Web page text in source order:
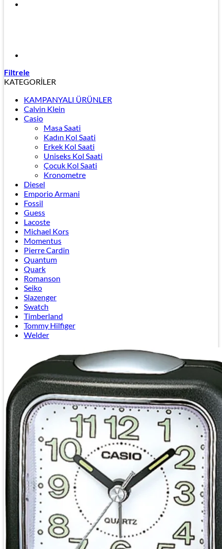
Filtrele
KATEGORİLER
KAMPANYALI ÜRÜNLER
Calvin Klein
Casio
Masa Saati
Kadın Kol Saati
Erkek Kol Saati
Uniseks Kol Saati
Çocuk Kol Saati
Kronometre
Diesel
Emporio Armani
Fossil
Guess
Lacoste
Michael Kors
Momentus
Pierre Cardin
Quantum
Quark
Romanson
Seiko
Slazenger
Swatch
Timberland
Tommy Hilfiger
Welder